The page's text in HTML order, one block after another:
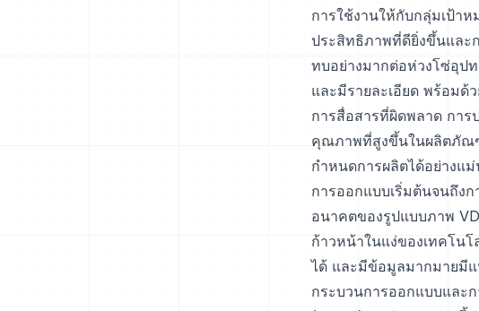
การใช้งานให้กับกลุ่มเป้าห
ประสิทธิภาพที่ดียิ่งขึ้นและ
ทบอย่างมากต่อห่วงโซ่อุป
และมีรายละเอียด พร้อมด้
การสื่อสารที่ผิดพลาด การ
คุณภาพที่สูงขึ้นในผลิตภัณ
กำหนดการผลิตได้อย่างแ
การออกแบบเริ่มต้นจนถึง
อนาคตของรูปแบบภาพ
ก้าวหน้าในแง่ของเทคโน
ได้ และมีข้อมูลมากมายมี
กระบวนการออกแบบและ